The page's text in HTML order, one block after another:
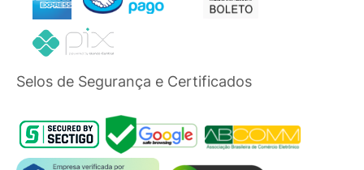
Selos de Segurança e Certificados